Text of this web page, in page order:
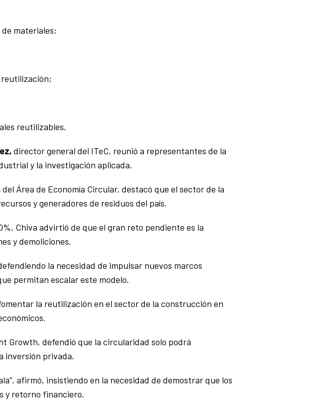
materiales;
reutilización;
reutilizables.
director general del ITeC, reunió a representantes de la
y la investigación aplicada.
Área de Economía Circular, destacó que el sector de la
y generadores de residuos del país.
Chiva advirtió de que el gran reto pendiente es la
y demoliciones.
la necesidad de impulsar nuevos marcos
permitan escalar este modelo.
la reutilización en el sector de la construcción en
Growth, defendió que la circularidad solo podrá
inversión privada.
afirmó, insistiendo en la necesidad de demostrar que los
y retorno financiero.